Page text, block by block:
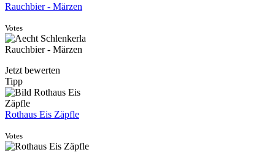
Rauchbier - Märzen
Votes
Jetzt bewerten
Tipp
Rothaus Eis Zäpfle
Votes